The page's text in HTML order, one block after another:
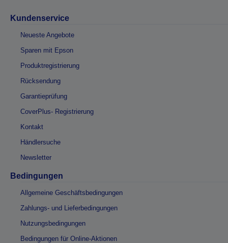
Kundenservice
Neueste Angebote
Sparen mit Epson
Produktregistrierung
Rücksendung
Garantieprüfung
CoverPlus- Registrierung
Kontakt
Händlersuche
Newsletter
Bedingungen
Allgemeine Geschäftsbedingungen
Zahlungs- und Lieferbedingungen
Nutzungsbedingungen
Bedingungen für Online-Aktionen